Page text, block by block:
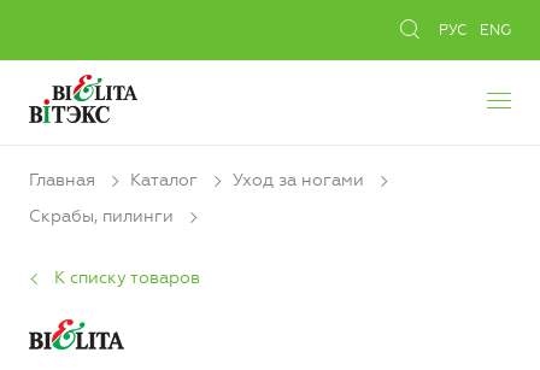
РУС ENG
Главная Каталог
Уход за ногами
Скрабы, пилинги
К списку товаров